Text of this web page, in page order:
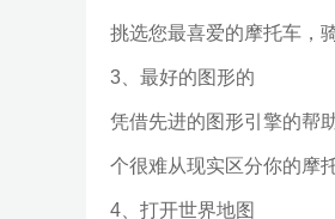
挑选您最喜爱的摩托车，
3、最好的图形的
凭借先进的图形引擎的帮
个很难从现实区分你的摩
4、打开世界地图